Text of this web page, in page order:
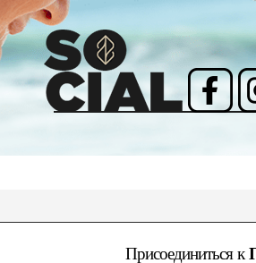
Присоединиться к